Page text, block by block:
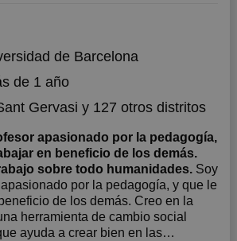
de Barcelona
de 1 año
Gervasi y 127 otros distritos
apasionado por la pedagogía,
en beneficio de los demás.
sobre todo humanidades. Soy
por la pedagogía, y que le
de los demás. Creo en la
herramienta de cambio social
ayuda a crear bien en las